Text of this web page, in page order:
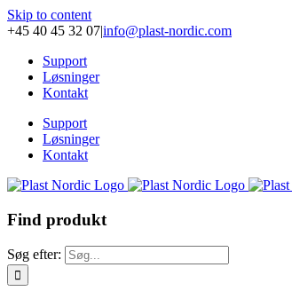
Skip to content
+45 40 45 32 07|info@plast-nordic.com
Support
Løsninger
Kontakt
Support
Løsninger
Kontakt
Find produkt
Søg efter: